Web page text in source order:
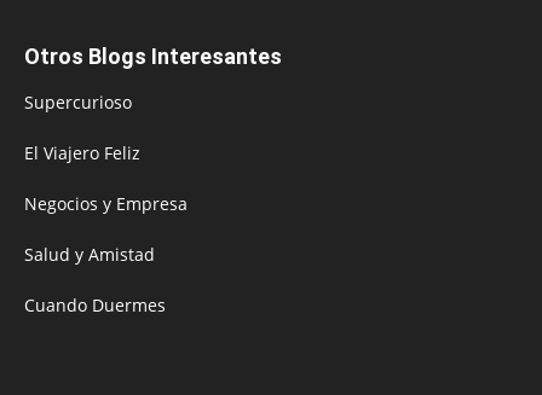
Otros Blogs Interesantes
Supercurioso
El Viajero Feliz
Negocios y Empresa
Salud y Amistad
Cuando Duermes